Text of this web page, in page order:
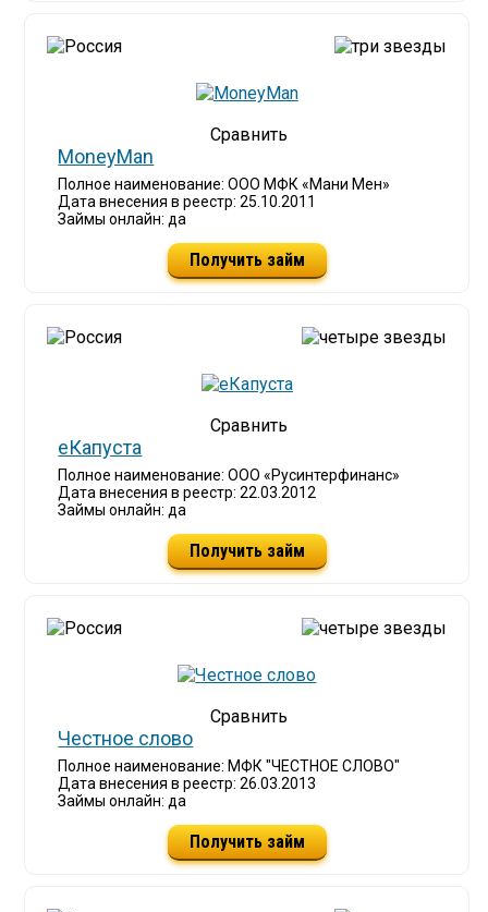
MoneyMan
Полное наименование: ООО МФК «Мани Мен»
Дата внесения в реестр: 25.10.2011
Займы онлайн: да
Получить займ
еКапуста
Полное наименование: ООО «Русинтерфинанс»
Дата внесения в реестр: 22.03.2012
Займы онлайн: да
Получить займ
Честное слово
Полное наименование: МФК "ЧЕСТНОЕ СЛОВО"
Дата внесения в реестр: 26.03.2013
Займы онлайн: да
Получить займ